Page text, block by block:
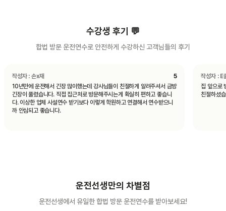
수강생 후기 💬
합법 방문 운전연수로 안전하게 수강하신 고객님들의 후기
작성자 : 손x재
5
10년만에 운전해서 긴장 많이했는데 강사님들이 친절하게 알려주셔서 금방
긴장이 풀렸습니다. 직접 집근처로 방문해주시는게 확실히 편하고 좋습니
다. 이상한 업체 사설연수 받기보다 이렇게 학원하고 연결해서 연수받으니
까 안심되고 좋습니다.
작성자 : E
집 앞으로
친절하셨
운전선생만의 차별점
운전선생에서 유일한 합법 방문 운전연수를 받아보세요!